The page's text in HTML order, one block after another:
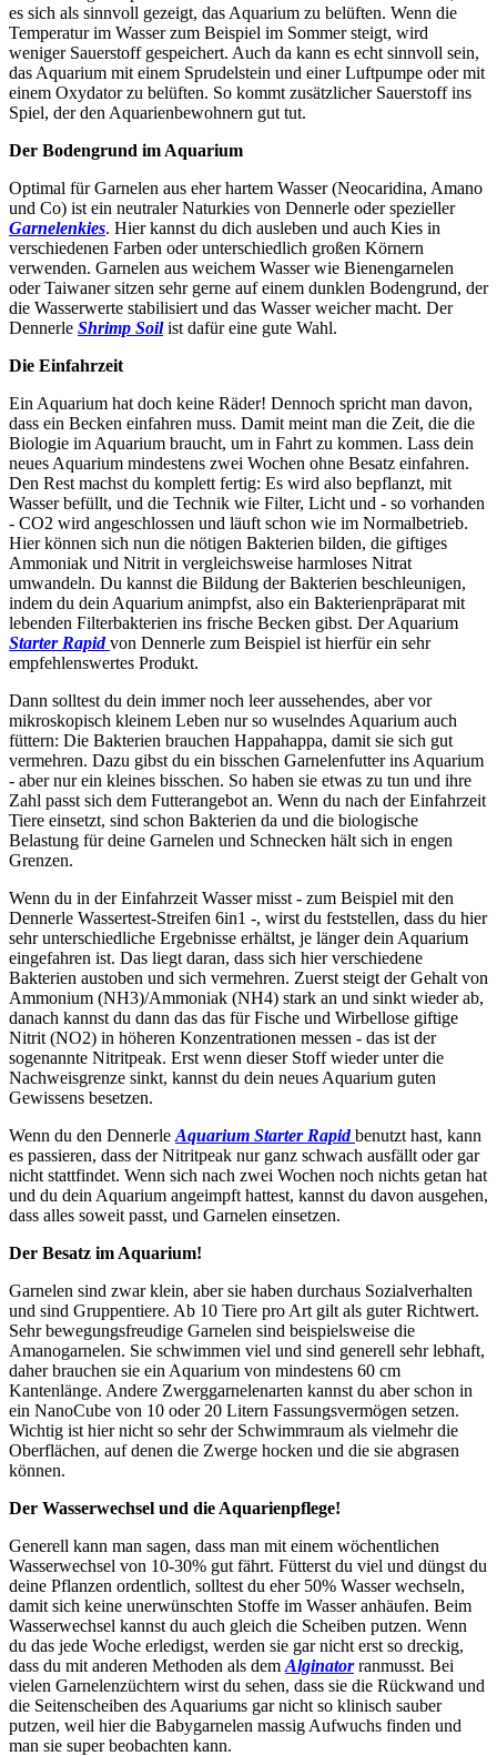
es sich als sinnvoll gezeigt, das Aquarium zu belüften. Wenn die
Temperatur im Wasser zum Beispiel im Sommer steigt, wird
weniger Sauerstoff gespeichert. Auch da kann es echt sinnvoll sein,
das Aquarium mit einem Sprudelstein und einer Luftpumpe oder mit
einem Oxydator zu belüften. So kommt zusätzlicher Sauerstoff ins
Spiel, der den Aquarienbewohnern gut tut.
Der Bodengrund im Aquarium
Optimal für Garnelen aus eher hartem Wasser (Neocaridina, Amano
und Co) ist ein neutraler Naturkies von Dennerle oder spezieller
Garnelenkies. Hier kannst du dich ausleben und auch Kies in
verschiedenen Farben oder unterschiedlich großen Körnern
verwenden. Garnelen aus weichem Wasser wie Bienengarnelen
oder Taiwaner sitzen sehr gerne auf einem dunklen Bodengrund, der
die Wasserwerte stabilisiert und das Wasser weicher macht. Der
Dennerle Shrimp Soilist dafür eine gute Wahl.
Die Einfahrzeit
Ein Aquarium hat doch keine Räder! Dennoch spricht man davon,
dass ein Becken einfahren muss. Damit meint man die Zeit, die die
Biologie im Aquarium braucht, um in Fahrt zu kommen. Lass dein
neues Aquarium mindestens zwei Wochen ohne Besatz einfahren.
Den Rest machst du komplett fertig: Es wird also bepflanzt, mit
Wasser befüllt, und die Technik wie Filter, Licht und - so vorhanden
- CO2 wird angeschlossen und läuft schon wie im Normalbetrieb.
Hier können sich nun die nötigen Bakterien bilden, die giftiges
Ammoniak und Nitrit in vergleichsweise harmloses Nitrat
umwandeln. Du kannst die Bildung der Bakterien beschleunigen,
indem du dein Aquarium animpfst, also ein Bakterienpräparat mit
lebenden Filterbakterien ins frische Becken gibst. Der Aquarium
Starter Rapidvon Dennerle zum Beispiel ist hierfür ein sehr
empfehlenswertes Produkt.
Dann solltest du dein immer noch leer aussehendes, aber vor
mikroskopisch kleinem Leben nur so wuselndes Aquarium auch
füttern: Die Bakterien brauchen Happahappa, damit sie sich gut
vermehren. Dazu gibst du ein bisschen Garnelenfutter ins Aquarium
- aber nur ein kleines bisschen. So haben sie etwas zu tun und ihre
Zahl passt sich dem Futterangebot an. Wenn du nach der Einfahrzeit
Tiere einsetzt, sind schon Bakterien da und die biologische
Belastung für deine Garnelen und Schnecken hält sich in engen
Grenzen.
Wenn du in der Einfahrzeit Wasser misst - zum Beispiel mit den
Dennerle Wassertest-Streifen 6in1 -, wirst du feststellen, dass du hier
sehr unterschiedliche Ergebnisse erhältst, je länger dein Aquarium
eingefahren ist. Das liegt daran, dass sich hier verschiedene
Bakterien austoben und sich vermehren. Zuerst steigt der Gehalt von
Ammonium (NH3)/Ammoniak (NH4) stark an und sinkt wieder ab,
danach kannst du dann das das für Fische und Wirbellose giftige
Nitrit (NO2) in höheren Konzentrationen messen - das ist der
sogenannte Nitritpeak. Erst wenn dieser Stoff wieder unter die
Nachweisgrenze sinkt, kannst du dein neues Aquarium guten
Gewissens besetzen.
Wenn du den Dennerle Aquarium Starter Rapidbenutzt hast, kann
es passieren, dass der Nitritpeak nur ganz schwach ausfällt oder gar
nicht stattfindet. Wenn sich nach zwei Wochen noch nichts getan hat
und du dein Aquarium angeimpft hattest, kannst du davon ausgehen,
dass alles soweit passt, und Garnelen einsetzen.
Der Besatz im Aquarium!
Garnelen sind zwar klein, aber sie haben durchaus Sozialverhalten
und sind Gruppentiere. Ab 10 Tiere pro Art gilt als guter Richtwert.
Sehr bewegungsfreudige Garnelen sind beispielsweise die
Amanogarnelen. Sie schwimmen viel und sind generell sehr lebhaft,
daher brauchen sie ein Aquarium von mindestens 60 cm
Kantenlänge. Andere Zwerggarnelenarten kannst du aber schon in
ein NanoCube von 10 oder 20 Litern Fassungsvermögen setzen.
Wichtig ist hier nicht so sehr der Schwimmraum als vielmehr die
Oberflächen, auf denen die Zwerge hocken und die sie abgrasen
können.
Der Wasserwechsel und die Aquarienpflege!
Generell kann man sagen, dass man mit einem wöchentlichen
Wasserwechsel von 10-30% gut fährt. Fütterst du viel und düngst du
deine Pflanzen ordentlich, solltest du eher 50% Wasser wechseln,
damit sich keine unerwünschten Stoffe im Wasser anhäufen. Beim
Wasserwechsel kannst du auch gleich die Scheiben putzen. Wenn
du das jede Woche erledigst, werden sie gar nicht erst so dreckig,
dass du mit anderen Methoden als dem Alginatorranmusst. Bei
vielen Garnelenzüchtern wirst du sehen, dass sie die Rückwand und
die Seitenscheiben des Aquariums gar nicht so klinisch sauber
putzen, weil hier die Babygarnelen massig Aufwuchs finden und
man sie super beobachten kann.